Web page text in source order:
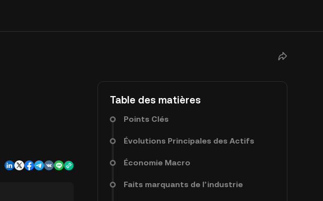
Table des matières
Points Clés
Évolutions Principales des Actifs
Économie Macro
Faits marquants de l’industrie